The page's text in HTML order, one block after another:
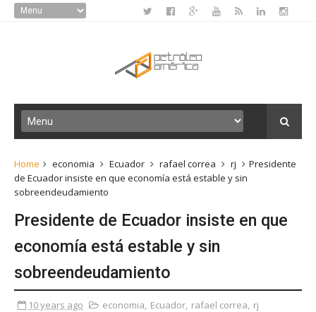
Home economia Ecuador rafael correa rj
Presidente
de Ecuador insiste en que economía está estable y sin
sobreendeudamiento
Presidente de Ecuador insiste en que
economía está estable y sin
sobreendeudamiento
10 years ago economia, Ecuador, rafael correa, rj